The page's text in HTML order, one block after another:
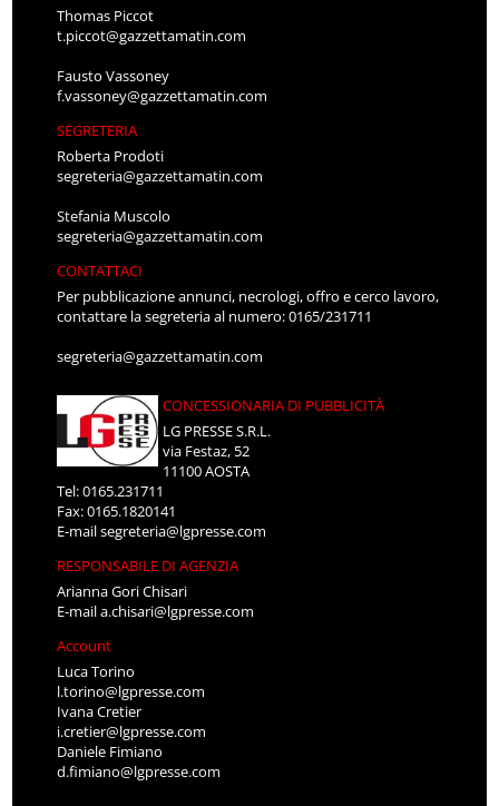
Thomas Piccot
t.piccot@gazzettamatin.com
Fausto Vassoney
f.vassoney@gazzettamatin.com
SEGRETERIA
Roberta Prodoti
segreteria@gazzettamatin.com
Stefania Muscolo
segreteria@gazzettamatin.com
CONTATTACI
Per pubblicazione annunci, necrologi, offro e cerco lavoro,
contattare la segreteria al numero: 0165/231711
segreteria@gazzettamatin.com
CONCESSIONARIA DI PUBBLICITÀ
LG PRESSE S.R.L.
via Festaz, 52
11100 AOSTA
Tel: 0165.231711
Fax: 0165.1820141
E-mailsegreteria@lgpresse.com
RESPONSABILE DI AGENZIA
Arianna Gori Chisari
E-maila.chisari@lgpresse.com
Account
Luca Torino
l.torino@lgpresse.com
Ivana Cretier
i.cretier@lgpresse.com
Daniele Fimiano
d.fimiano@lgpresse.com